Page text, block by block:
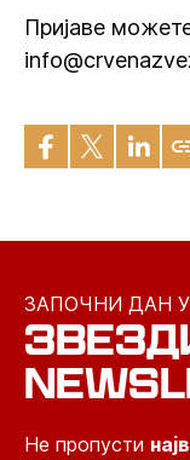
Пријаве
ЗАПОЧНИ ДАН
Не пропусти